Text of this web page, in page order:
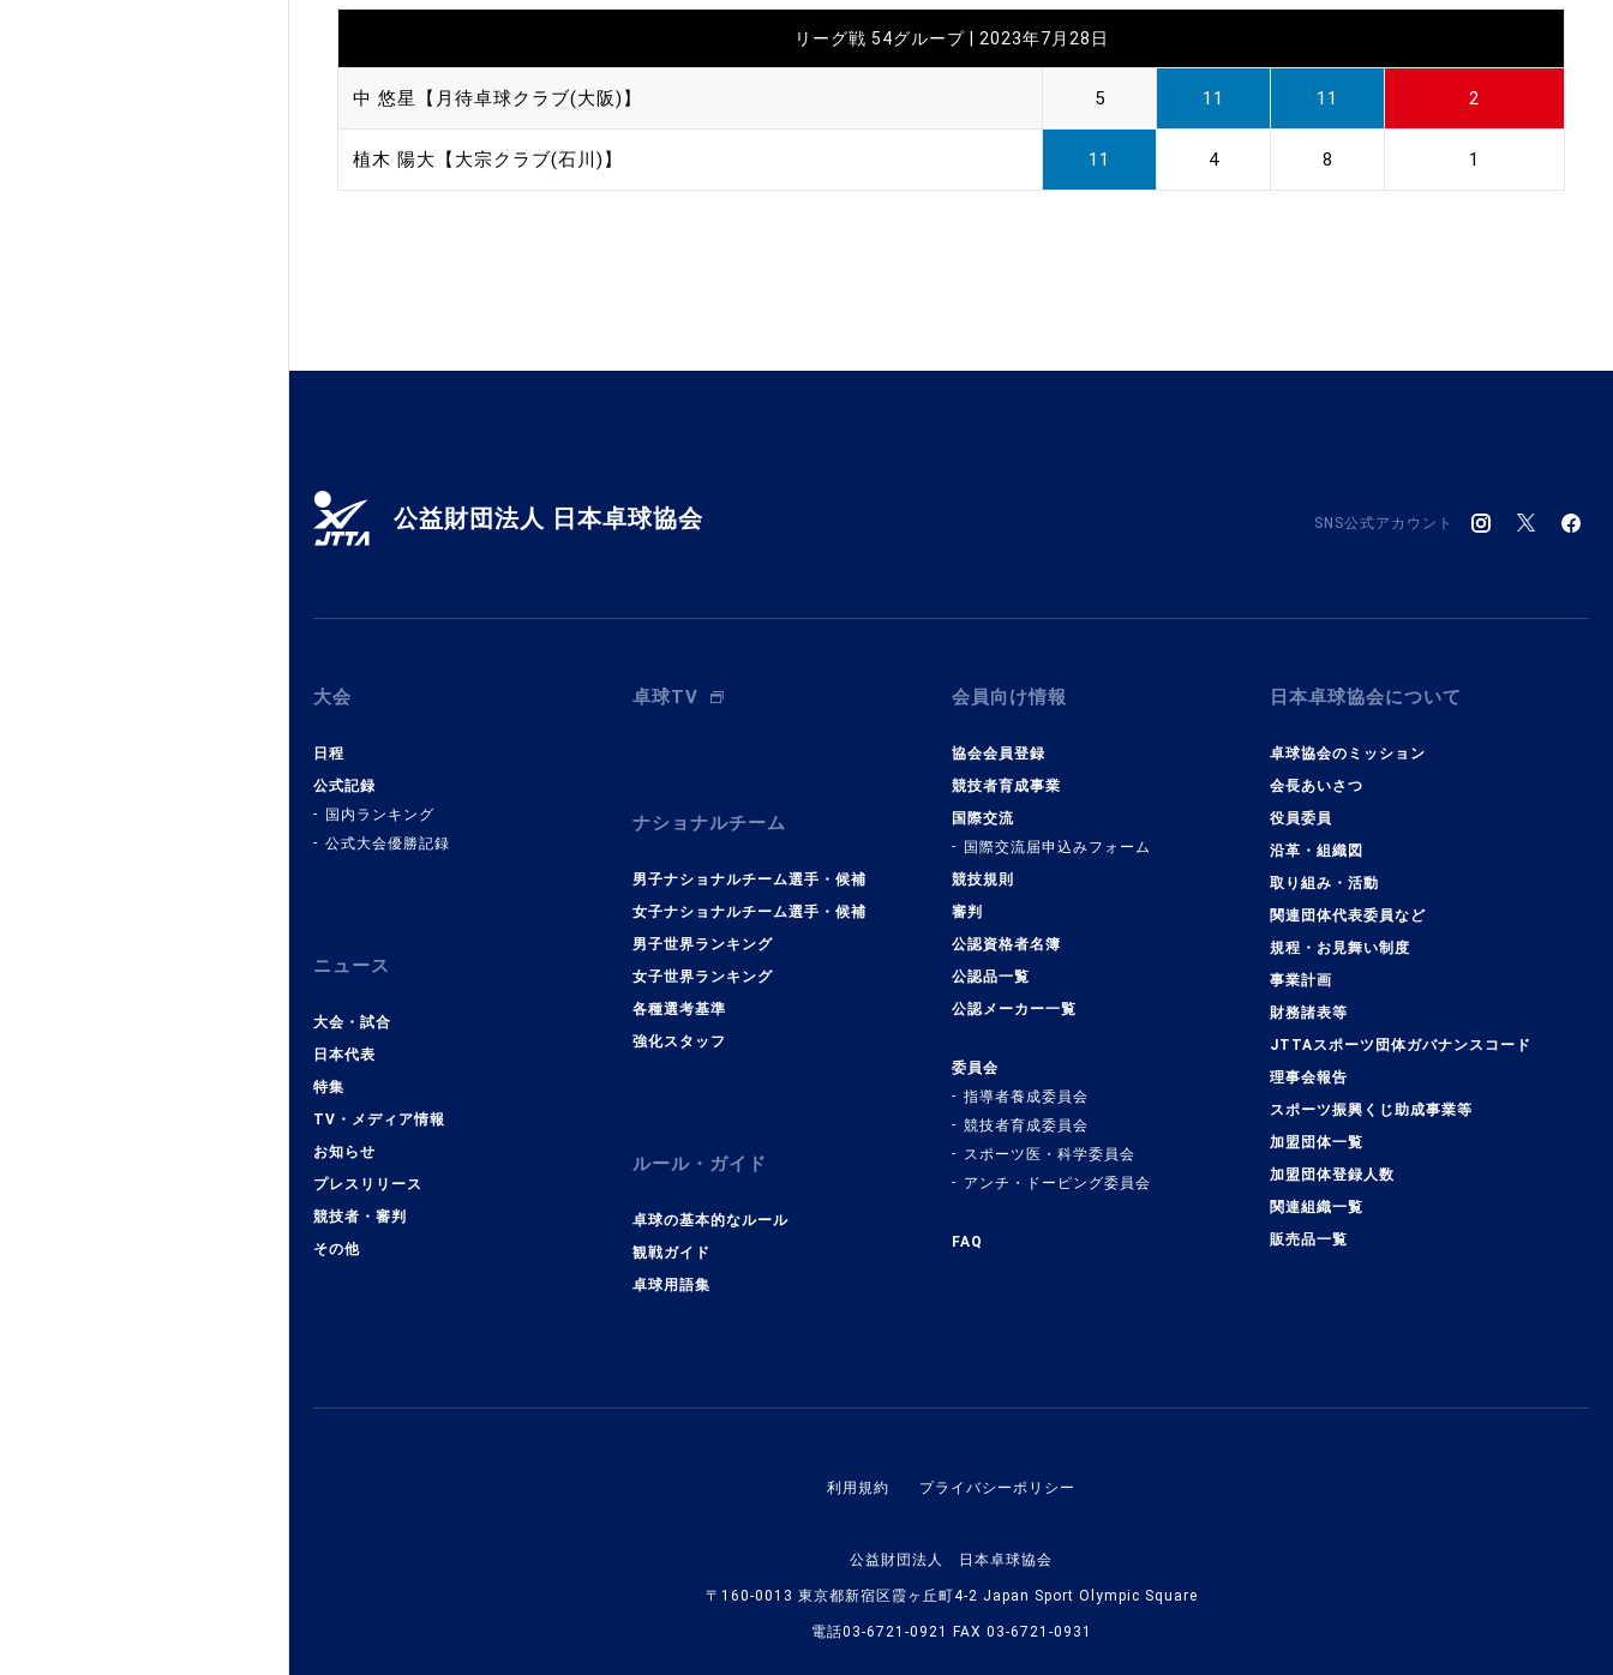
加盟団体登録人数
関連組織一覧
リーグ戦 54グループ | 2023年7月28日
中 悠星【月待卓球クラブ(大阪)】 5 11 11 2
植木 陽大【大宗クラブ(石川)】 11 4 8 1
公益財団法人 日本卓球協会 SNS公式アカウント
大会
日程
公式記録
国内ランキング
公式大会優勝記録
ニュース
大会・試合
日本代表
特集
TV・メディア情報
お知らせ
プレスリリース
競技者・審判
その他
卓球TV
ナショナルチーム
男子ナショナルチーム選手・候補
女子ナショナルチーム選手・候補
男子世界ランキング
女子世界ランキング
各種選考基準
強化スタッフ
ルール・ガイド
卓球の基本的なルール
観戦ガイド
卓球用語集
会員向け情報
協会会員登録
競技者育成事業
国際交流
国際交流届申込みフォーム
競技規則
審判
公認資格者名簿
公認品一覧
公認メーカー一覧
委員会
指導者養成委員会
競技者育成委員会
スポーツ医・科学委員会
アンチ・ドーピング委員会
FAQ
日本卓球協会について
卓球協会のミッション
会長あいさつ
役員委員
沿革・組織図
取り組み・活動
関連団体代表委員など
規程・お見舞い制度
事業計画
財務諸表等
JTTAスポーツ団体ガバナンスコード
理事会報告
スポーツ振興くじ助成事業等
加盟団体一覧
加盟団体登録人数
関連組織一覧
販売品一覧
利用規約 プライバシーポリシー
公益財団法人 日本卓球協会
〒160-0013 東京都新宿区霞ヶ丘町4-2 Japan Sport Olympic Square
電話03-6721-0921 FAX 03-6721-0931